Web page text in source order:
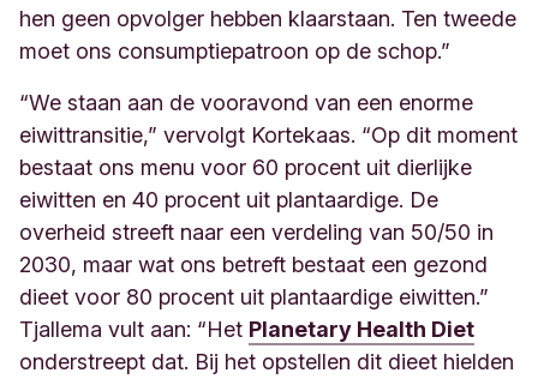
hen geen opvolger hebben klaarstaan. Ten tweede
moet ons consumptiepatroon op de schop.”
“We staan aan de vooravond van een enorme
eiwittransitie,” vervolgt Kortekaas. “Op dit moment
bestaat ons menu voor 60 procent uit dierlijke
eiwitten en 40 procent uit plantaardige. De
overheid streeft naar een verdeling van 50/50 in
2030, maar wat ons betreft bestaat een gezond
dieet voor 80 procent uit plantaardige eiwitten.”
Tjallema vult aan: “Het Planetary Health Diet
onderstreept dat. Bij het opstellen dit dieet hielden